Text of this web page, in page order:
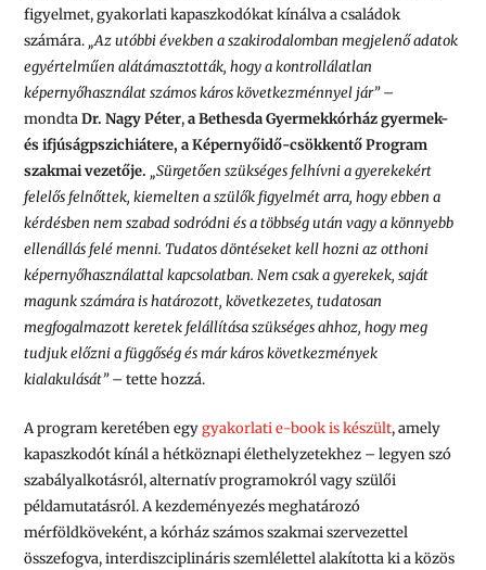
figyelmet, gyakorlati kapaszkodókat kínálva a családok
számára. „Az utóbbi években a szakirodalomban megjelenő adatok
egyértelműen alátámasztották, hogy a kontrollálatlan
képernyőhasználat számos káros következménnyel jár”–
mondtaDr. Nagy Péter,a Bethesda Gyermekkórház gyermek-
és ifjúságpszichiátere, a Képernyőidő-csökkentő Program
szakmai vezetője. „Sürgetően szükséges felhívni a gyerekekért
felelős felnőttek, kiemelten a szülők figyelmét arra, hogy ebben a
kérdésben nem szabad sodródni és a többség után vagy a könnyebb
ellenállás felé menni. Tudatos döntéseket kell hozni az otthoni
képernyőhasználattal kapcsolatban. Nem csak a gyerekek, saját
magunk számára is határozott, következetes, tudatosan
megfogalmazott keretek felállítása szükséges ahhoz, hogy meg
tudjuk előzni a függőség és már káros következmények
kialakulását”– tette hozzá.
A program keretében egygyakorlati e-book is készült, amely
kapaszkodót kínál a hétköznapi élethelyzetekhez – legyen szó
szabályalkotásról, alternatív programokról vagy szülői
példamutatásról. A kezdeményezés meghatározó
mérföldköveként, a kórház számos szakmai szervezettel
összefogva, interdiszciplináris szemlélettel alakította ki a közös